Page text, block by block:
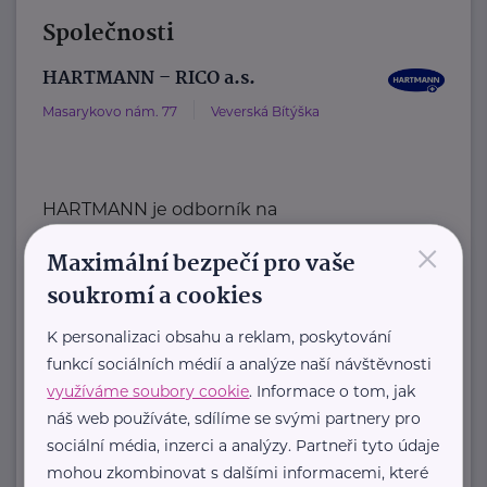
Společnosti
HARTMANN – RICO a.s.
Masarykovo nám. 77 Veverská Bítýška
HARTMANN je odborník na
řešení s dlouholetou tradicí.
Zaměřuje ...
https://hartmanndirect.com/cs-cz
info@hartmanndirect.cz
Ministerstvo zdravotnictví ČR
×
Maximální bezpečí pro vaše
soukromí a cookies
K personalizaci obsahu a reklam, poskytování
funkcí sociálních médií a analýze naší návštěvnosti
využíváme soubory cookie. Informace o tom, jak
náš web používáte, sdílíme se svými partnery pro
sociální média, inzerci a analýzy. Partneři tyto údaje
mohou zkombinovat s dalšími informacemi, které